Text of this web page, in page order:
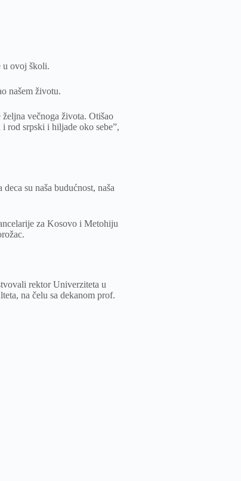
u ovoj školi.
našem životu.
večnoga života. Otišao
rod srpski i hiljade oko sebe”,
su naša budućnost, naša
za Kosovo i Metohiju
rektor Univerziteta u
na čelu sa dekanom prof.